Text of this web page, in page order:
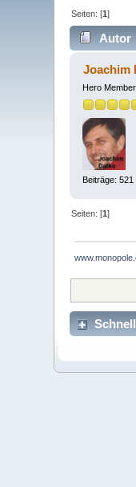
Seiten: [1]
Autor
Joachim
Hero Member
Beiträge: 521
Seiten: [1]